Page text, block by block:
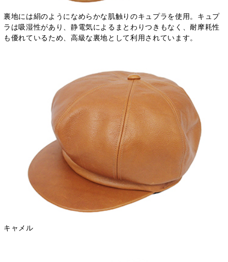
裏地には絹のようになめらかな肌触りのキュプラを使用。キュプ
ラは吸湿性があり、静電気によるまとわりつきもなく、耐摩耗性
も優れているため、高級な裏地として利用されています。
キャメル